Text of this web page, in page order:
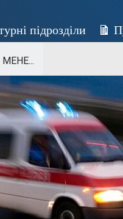
підрозділи